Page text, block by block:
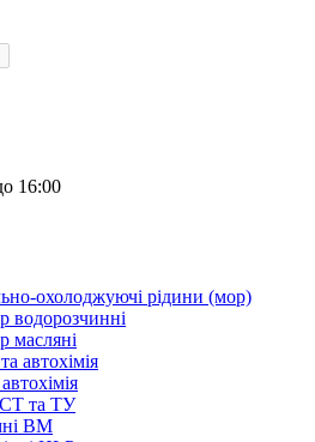
16:00
охолоджуючі рідини (мор)
водорозчинні
масляні
автохімія
та ТУ
ВМ